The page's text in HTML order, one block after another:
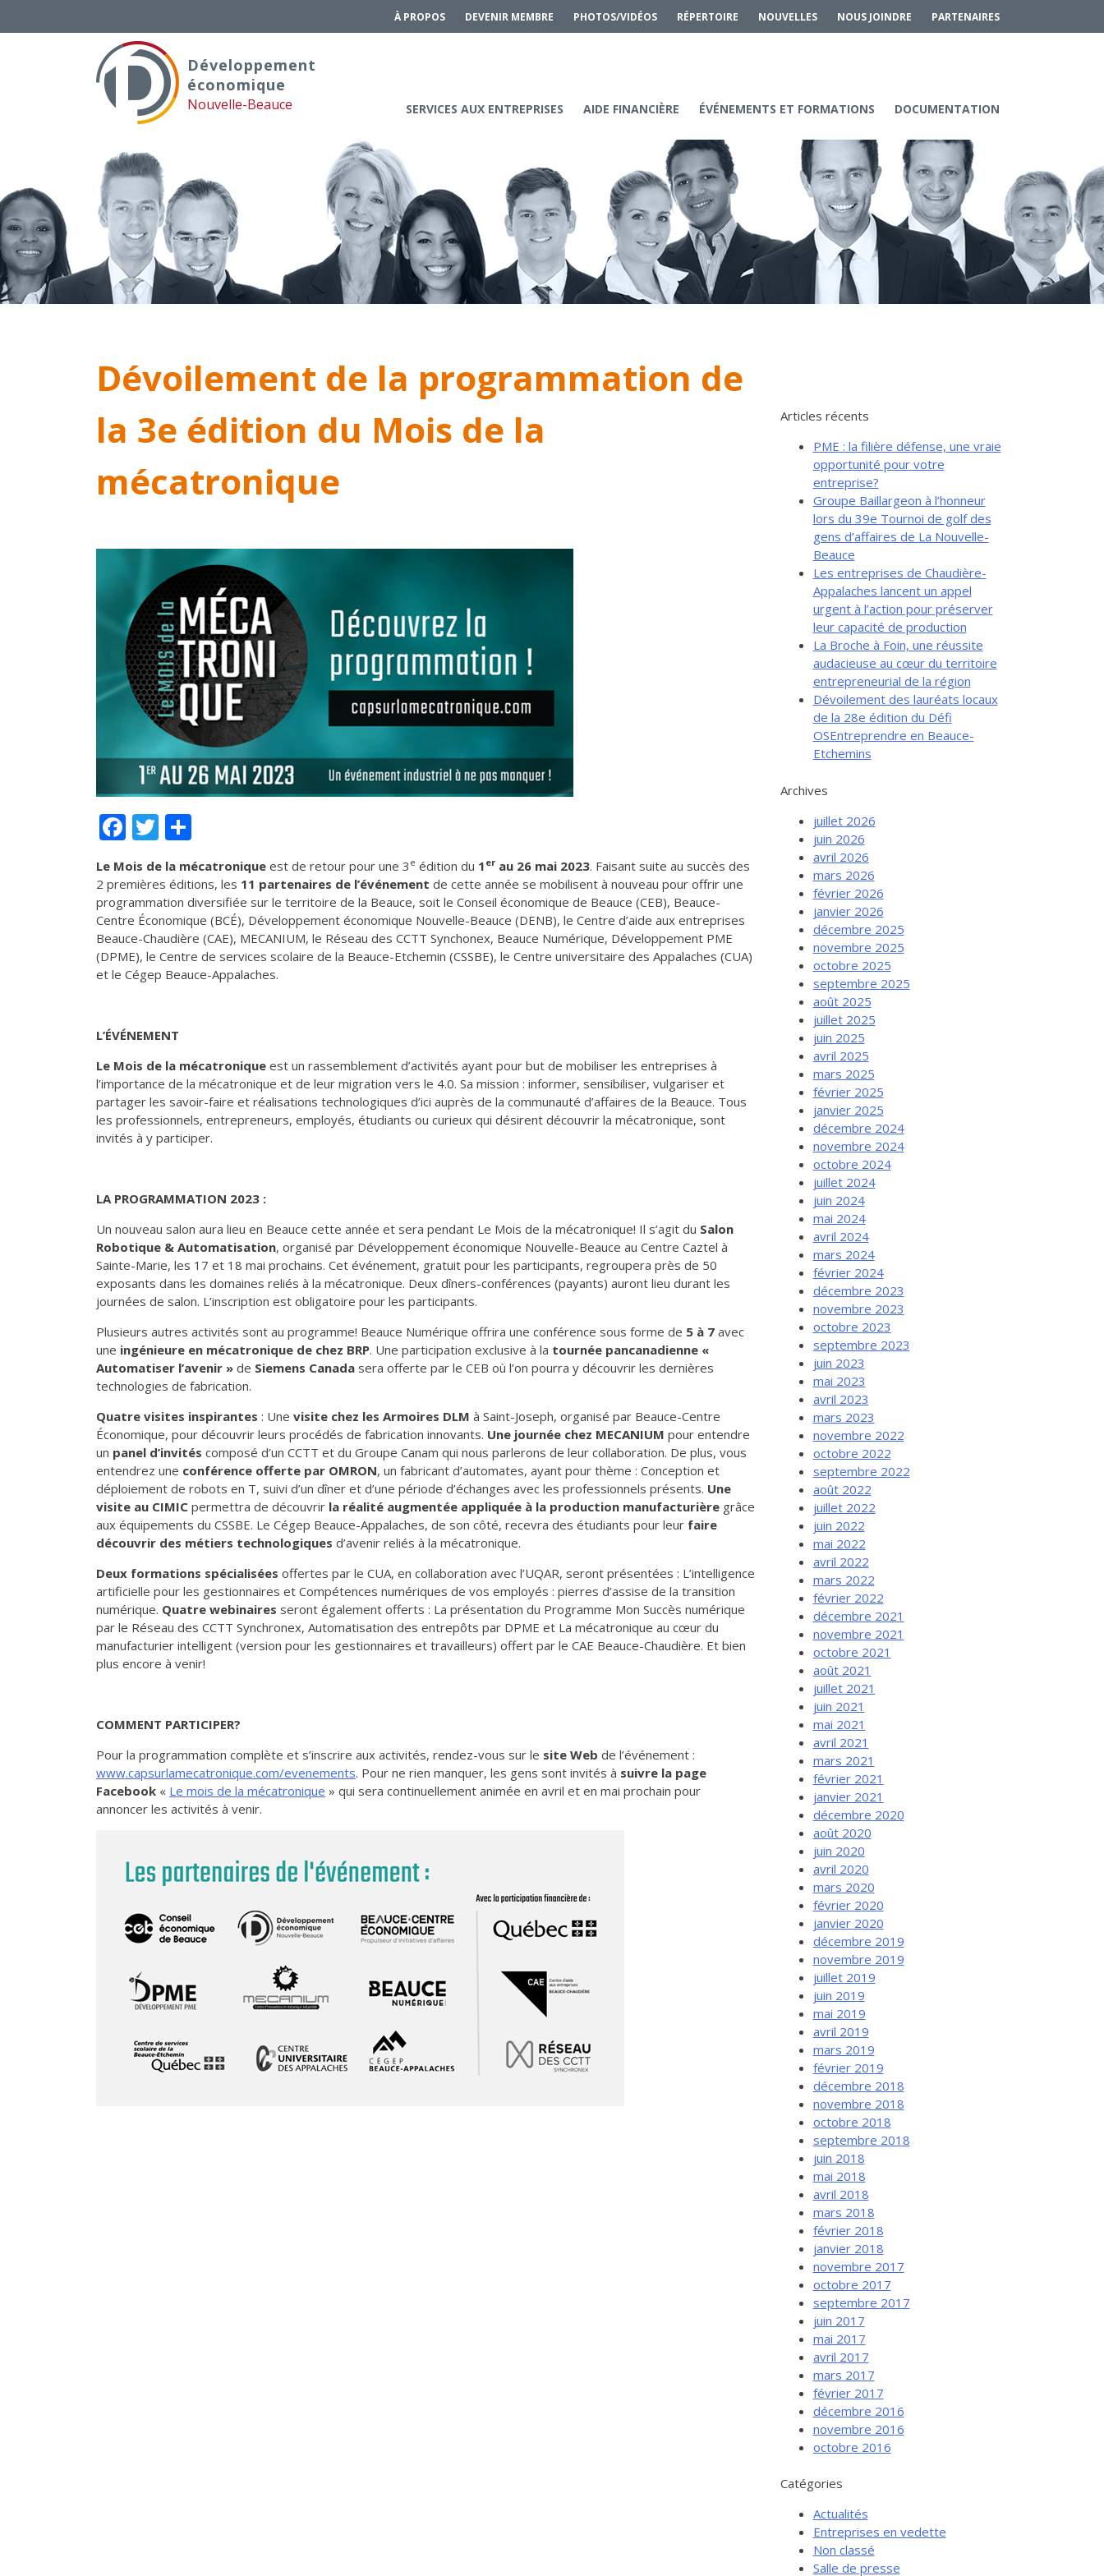
Services aux entreprises
Innovation / Productivité
Investir en Nouvelle-Beauce
Services-conseils – démarrage
À PROPOS DEVENIR MEMBRE PHOTOS/VIDÉOS RÉPERTOIRE NOUVELLES NOUS JOINDRE PARTENAIRES
Développement
économique
Nouvelle-Beauce SERVICES AUX ENTREPRISES AIDE FINANCIÈRE ÉVÉNEMENTS ET FORMATIONS DOCUMENTATION
Dévoilement de la programmation de
la 3e édition du Mois de la
mécatronique
Facebook
Twitter
Le Mois de la mécatronique est de retour pour une 3 e édition du 1 er au 26 mai 2023. Faisant suite au succès des
2 premières éditions, les 11 partenaires de l’événement de cette année se mobilisent à nouveau pour offrir une
programmation diversifiée sur le territoire de la Beauce, soit le Conseil économique de Beauce (CEB), Beauce-
Centre Économique (BCÉ), Développement économique Nouvelle-Beauce (DENB), le Centre d’aide aux entreprises
Beauce-Chaudière (CAE), MECANIUM, le Réseau des CCTT Synchonex, Beauce Numérique, Développement PME
(DPME), le Centre de services scolaire de la Beauce-Etchemin (CSSBE), le Centre universitaire des Appalaches (CUA)
et le Cégep Beauce-Appalaches.
L’ÉVÉNEMENT
Le Mois de la mécatronique est un rassemblement d’activités ayant pour but de mobiliser les entreprises à
l’importance de la mécatronique et de leur migration vers le 4.0. Sa mission : informer, sensibiliser, vulgariser et
partager les savoir-faire et réalisations technologiques d’ici auprès de la communauté d’affaires de la Beauce. Tous
les professionnels, entrepreneurs, employés, étudiants ou curieux qui désirent découvrir la mécatronique, sont
invités à y participer.
LA PROGRAMMATION 2023 :
Un nouveau salon aura lieu en Beauce cette année et sera pendant Le Mois de la mécatronique! Il s’agit du Salon
Robotique & Automatisation, organisé par Développement économique Nouvelle-Beauce au Centre Caztel à
Sainte-Marie, les 17 et 18 mai prochains. Cet événement, gratuit pour les participants, regroupera près de 50
exposants dans les domaines reliés à la mécatronique. Deux dîners-conférences (payants) auront lieu durant les
journées de salon. L’inscription est obligatoire pour les participants.
Plusieurs autres activités sont au programme! Beauce Numérique offrira une conférence sous forme de 5 à 7 avec
une ingénieure en mécatronique de chez BRP. Une participation exclusive à la tournée pancanadienne «
Automatiser l’avenir » de Siemens Canada sera offerte par le CEB où l’on pourra y découvrir les dernières
technologies de fabrication.
Quatre visites inspirantes : Une visite chez les Armoires DLM à Saint-Joseph, organisé par Beauce-Centre
Économique, pour découvrir leurs procédés de fabrication innovants. Une journée chez MECANIUM pour entendre
un panel d’invités composé d’un CCTT et du Groupe Canam qui nous parlerons de leur collaboration. De plus, vous
entendrez une conférence offerte par OMRON, un fabricant d’automates, ayant pour thème : Conception et
déploiement de robots en T, suivi d’un dîner et d’une période d’échanges avec les professionnels présents. Une
visite au CIMIC permettra de découvrir la réalité augmentée appliquée à la production manufacturière grâce
aux équipements du CSSBE. Le Cégep Beauce-Appalaches, de son côté, recevra des étudiants pour leur faire
découvrir des métiers technologiques d’avenir reliés à la mécatronique.
Deux formations spécialisées offertes par le CUA, en collaboration avec l’UQAR, seront présentées : L’intelligence
artificielle pour les gestionnaires et Compétences numériques de vos employés : pierres d’assise de la transition
numérique. Quatre webinaires seront également offerts : La présentation du Programme Mon Succès numérique
par le Réseau des CCTT Synchronex, Automatisation des entrepôts par DPME et La mécatronique au cœur du
manufacturier intelligent (version pour les gestionnaires et travailleurs) offert par le CAE Beauce-Chaudière. Et bien
plus encore à venir!
COMMENT PARTICIPER?
Pour la programmation complète et s’inscrire aux activités, rendez-vous sur le site Web de l’événement :
www.capsurlamecatronique.com/evenements. Pour ne rien manquer, les gens sont invités à suivre la page
Facebook « Le mois de la mécatronique » qui sera continuellement animée en avril et en mai prochain pour
annoncer les activités à venir.
Articles récents
PME : la filière défense, une vraie
opportunité pour votre
entreprise?
Groupe Baillargeon à l’honneur
lors du 39e Tournoi de golf des
gens d’affaires de La Nouvelle-
Beauce
Les entreprises de Chaudière-
Appalaches lancent un appel
urgent à l’action pour préserver
leur capacité de production
La Broche à Foin, une réussite
audacieuse au cœur du territoire
entrepreneurial de la région
Dévoilement des lauréats locaux
de la 28e édition du Défi
OSEntreprendre en Beauce-
Etchemins
Archives
juillet 2026
juin 2026
avril 2026
mars 2026
février 2026
janvier 2026
décembre 2025
novembre 2025
octobre 2025
septembre 2025
août 2025
juillet 2025
juin 2025
avril 2025
mars 2025
février 2025
janvier 2025
décembre 2024
novembre 2024
octobre 2024
juillet 2024
juin 2024
mai 2024
avril 2024
mars 2024
février 2024
décembre 2023
novembre 2023
octobre 2023
septembre 2023
juin 2023
mai 2023
avril 2023
mars 2023
novembre 2022
octobre 2022
septembre 2022
août 2022
juillet 2022
juin 2022
mai 2022
avril 2022
mars 2022
février 2022
décembre 2021
novembre 2021
octobre 2021
août 2021
juillet 2021
juin 2021
mai 2021
avril 2021
mars 2021
février 2021
janvier 2021
décembre 2020
août 2020
juin 2020
avril 2020
mars 2020
février 2020
janvier 2020
décembre 2019
novembre 2019
juillet 2019
juin 2019
mai 2019
avril 2019
mars 2019
février 2019
décembre 2018
novembre 2018
octobre 2018
septembre 2018
juin 2018
mai 2018
avril 2018
mars 2018
février 2018
janvier 2018
novembre 2017
octobre 2017
septembre 2017
juin 2017
mai 2017
avril 2017
mars 2017
février 2017
décembre 2016
novembre 2016
octobre 2016
Catégories
Actualités
Entreprises en vedette
Non classé
Salle de presse